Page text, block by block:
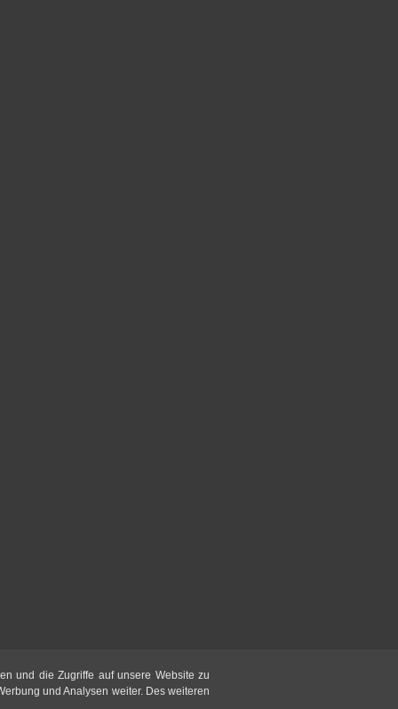
und die Zugriffe auf unsere Website zu
und Analysen weiter. Des weiteren